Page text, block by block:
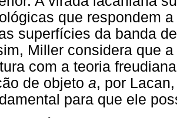
que respondem
superfícies da banda
Miller considera que
com a teoria
de objeto a, por
para que ele